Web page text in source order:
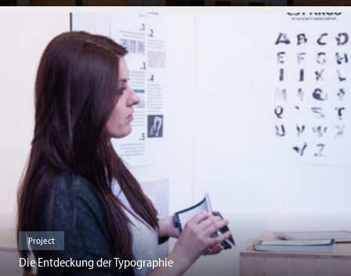
Project
Die Entdeckung der Typographie